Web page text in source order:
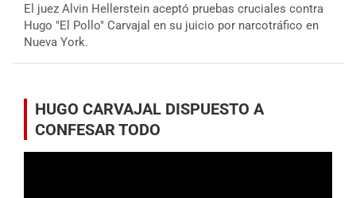
El juez Alvin Hellerstein aceptó pruebas cruciales contra
Hugo "El Pollo" Carvajal en su juicio por narcotráfico en
Nueva York.
HUGO CARVAJAL DISPUESTO A
CONFESAR TODO